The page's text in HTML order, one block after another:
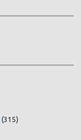
(315)